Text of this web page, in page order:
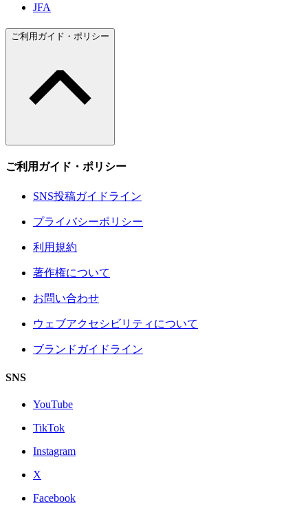
JFA
ご利用ガイド・ポリシー
ご利用ガイド・ポリシー
SNS投稿ガイドライン
プライバシーポリシー
利用規約
著作権について
お問い合わせ
ウェブアクセシビリティについて
ブランドガイドライン
SNS
YouTube
TikTok
Instagram
X
Facebook